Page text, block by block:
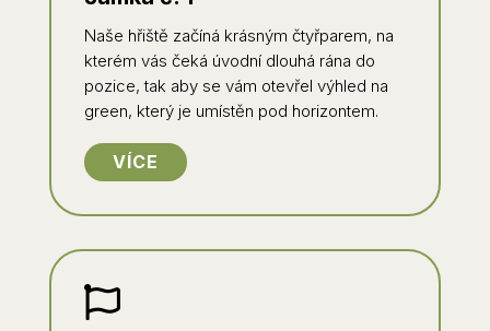
Naše hřiště začíná krásným čtyřparem, na
kterém vás čeká úvodní dlouhá rána do
pozice, tak aby se vám otevřel výhled na
green, který je umístěn pod horizontem.
VÍCE
